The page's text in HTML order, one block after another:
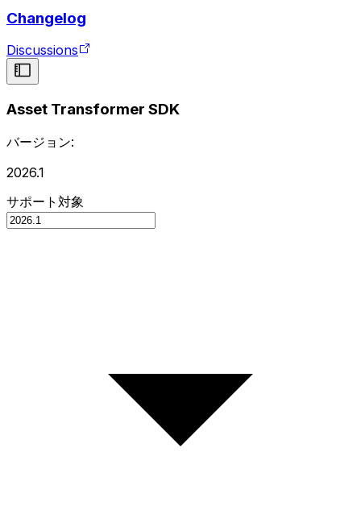
Changelog
Discussions
Asset Transformer SDK
バージョン:
2026.1
サポート対象